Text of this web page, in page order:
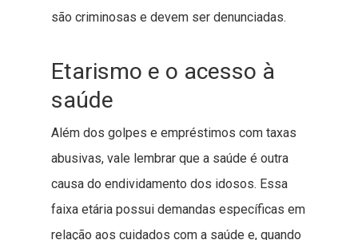
são criminosas e devem ser denunciadas.
Etarismo e o acesso à
saúde
Além dos golpes e empréstimos com taxas
abusivas, vale lembrar que a saúde é outra
causa do endividamento dos idosos. Essa
faixa etária possui demandas específicas em
relação aos cuidados com a saúde e, quando